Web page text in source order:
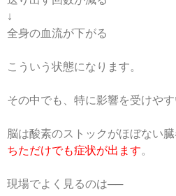
↓
全身の血流が下がる
こういう状態になります。
その中でも、特に影響を受けや
脳は酸素のストックがほぼない臓
ちただけでも症状が出ます。
現場でよく見るのは──